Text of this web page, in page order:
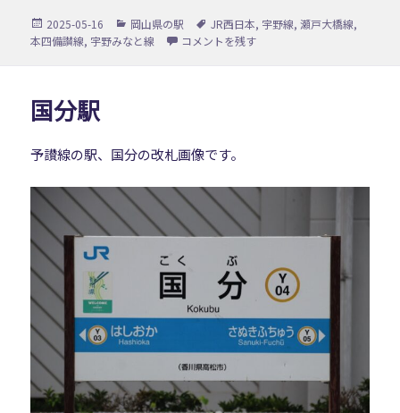
投
稿
2025-05-16
カ
テ
岡山県の駅
タ
グ
JR西日本, 宇野線,瀬戸大橋線,
本四備讃線, 宇野みなと線 備前西市駅 に
コメントを残す
国分駅
予讃線の駅、国分の改札画像です。